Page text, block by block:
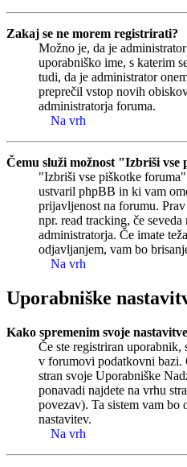
Zakaj se ne morem registrirati?
Možno je, da je
uporabniško ime, s katerim
tudi, da je administrator
preprečil vstop novih
administratorja foruma.
Na vrh
Čemu služi možnost "Izbriši vse
"Izbriši vse piškotke
ustvaril phpBB in ki vam
prijavljenost na forumu.
npr. read tracking, če
administratorja. Če imate
odjavljanjem, vam bo
Na vrh
Uporabniške
Kako spremenim svoje
Če ste registriran uporabnik,
v forumovi podatkovni bazi.
stran svoje Uporabniške
ponavadi najdete na vrhu
povezav). Ta sistem vam bo
nastavitev.
Na vrh